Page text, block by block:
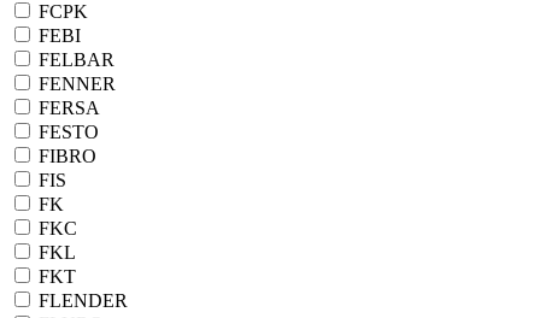
FCPK
FEBI
FELBAR
FENNER
FERSA
FESTO
FIBRO
FIS
FK
FKC
FKL
FKT
FLENDER